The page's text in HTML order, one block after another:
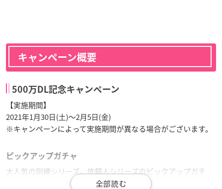
キャンペーン概要
500万DL記念キャンペーン
【実施期間】
2021年1月30日(土)～2月5日(金)
※キャンペーンによって実施期間が異なる場合がございます。
ピックアップガチャ
大人気の訓練シリーズ、依頼人シリーズのピックアップガチ
ャ“エチュードガチャ”と“バラッドガチャ”が期間限定で登場